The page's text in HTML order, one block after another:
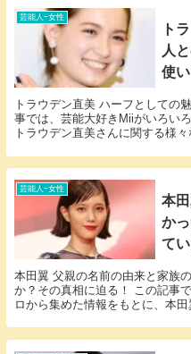
芸能人ｰ女性
ト
人
使
トラウデン直美 ハーフとしての
事では、芸能大好きMiiがいろい
トラウデン直美さんに関する様
芸能人ｰ女性
本
か
てい
本田翼 父親の名前の由来と家族
か？その真相に迫る！ この記事
ロから集めた情報をもとに、本